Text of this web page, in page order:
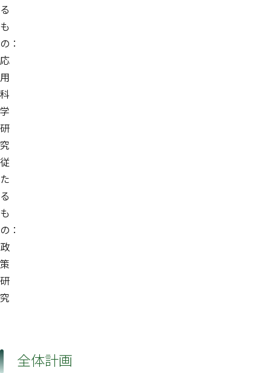
る
も
の：
応
用
科
学
研
究
従
た
る
も
の：
政
策
研
究
全体計画